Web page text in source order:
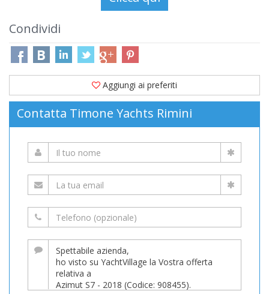
Condividi
Aggiungi ai preferiti
Contatta Timone Yachts Rimini